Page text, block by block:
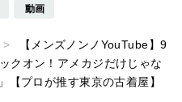
動画
【メンズノンノYouTube】9
クオン！アメカジだけじゃな
プロが推す東京の古着屋】